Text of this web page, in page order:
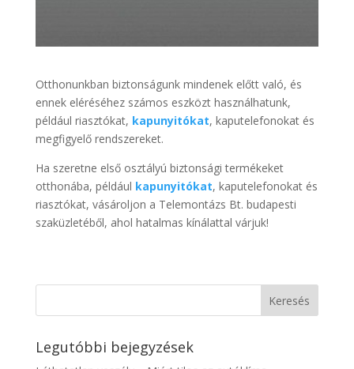
Otthonunkban biztonságunk mindenek előtt való, és
ennek eléréséhez számos eszközt használhatunk,
például riasztókat, kapunyitókat, kaputelefonokat és
megfigyelő rendszereket.
Ha szeretne első osztályú biztonsági termékeket
otthonába, például kapunyitókat, kaputelefonokat és
riasztókat, vásároljon a Telemontázs Bt. budapesti
szaküzletéből, ahol hatalmas kínálattal várjuk!
Legutóbbi bejegyzések